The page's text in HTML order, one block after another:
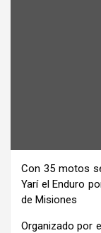
Con 35 motos
Yarí el Enduro
de Misiones
Organizado por